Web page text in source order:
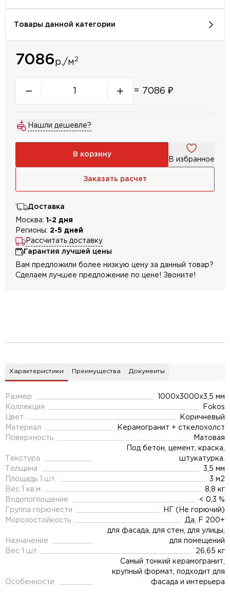
Товары данной категории
7086р./м2
= 7086 ₽
Нашли дешевле?
В корзину
В избранное
Заказать расчет
Доставка
Москва: 1-2 дня
Регионы: 2-5 дней
Рассчитать доставку
Гарантия лучшей цены
Вам предложили более низкую цену за данный товар?
Сделаем лучшее предложение по цене! Звоните!
Характеристики Преимущества Документы
Размер
1000x3000x3,5 мм
Коллекция
Fokos
Цвет
Коричневый
Материал
Керамогранит + сткелохолст
Поверхность
Матовая
Текстура
Под бетон, цемент, краска,
штукатурка.
Толщина
3,5 мм
Площадь 1 шт.
3 м2
Вес 1 кв.м
8,8 кг
Водопоглощение
< 0,3 %
Группа горючести
НГ (Не горючий)
Морозостойкость
Да, F 200+
Назначение
для фасада, для стен, для улицы,
для помещений
Вес 1 шт
26,65 кг
Особенности
Самый тонкий керамогранит,
крупный формат, подходит для
фасада и интерьера